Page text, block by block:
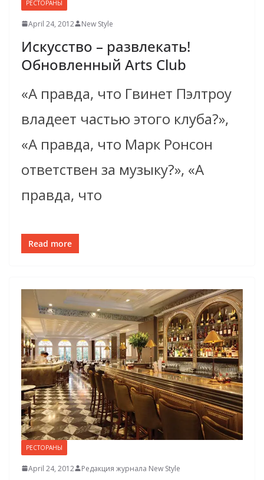
РЕСТОРАНЫ
April 24, 2012 New Style
Искусство – развлекать!
Обновлен­ный Arts Club
«А правда, что Гвинет Пэлтроу
владеет частью этого клуба?»,
«А правда, что Марк Ронсон
ответствен за музыку?», «А
правда, что
Read more
РЕСТОРАНЫ
April 24, 2012 Редакция журнала New Style